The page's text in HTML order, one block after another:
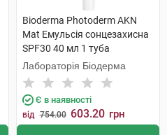
Bioderma Photoderm AKN
Mat Емульсія сонцезахисна
SPF30 40 мл 1 туба
Лабораторія Біодерма
Є в наявності
від 754.00 603.20 грн